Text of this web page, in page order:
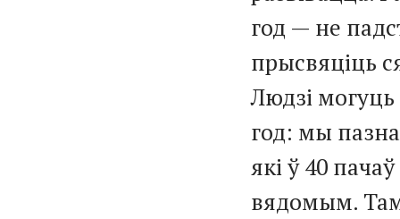
год — не
прысвяціць
Людзі могуць
год: мы
які ў 40
вядомым.